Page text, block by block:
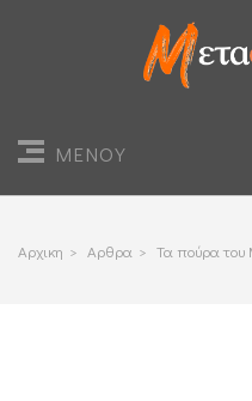
ΜΕΝΟΥ
Αρχικη > Αρθρα > Τα πούρα του